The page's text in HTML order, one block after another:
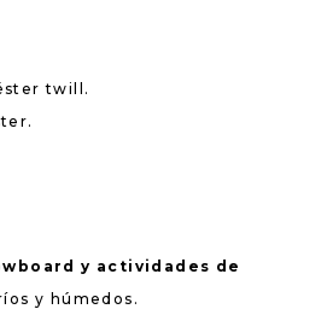
twill.
y actividades de
y húmedos.